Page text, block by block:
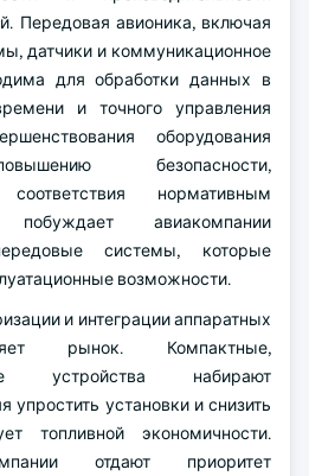
Передовая авионика, включая
датчики и коммуникационное
для обработки данных в
и точного управления
оборудования
безопасности,
нормативным
авиакомпании
системы, которые
возможности.
и интеграции аппаратных
рынок. Компактные,
устройства набирают
упростить установки и снизить
топливной экономичности.
отдают приоритет